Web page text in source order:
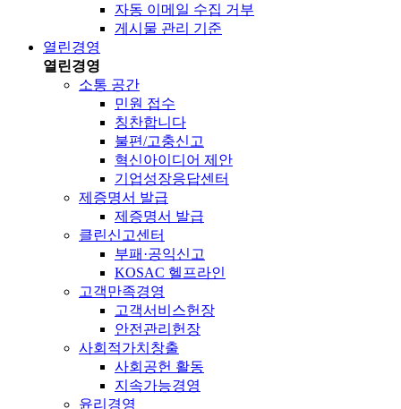
자동 이메일 수집 거부
게시물 관리 기준
열린경영
열린경영
소통 공간
민원 접수
칭찬합니다
불편/고충신고
혁신아이디어 제안
기업성장응답센터
제증명서 발급
제증명서 발급
클린신고센터
부패·공익신고
KOSAC 헬프라인
고객만족경영
고객서비스헌장
안전관리헌장
사회적가치창출
사회공헌 활동
지속가능경영
윤리경영